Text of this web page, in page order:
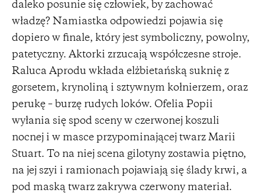
daleko posunie się człowiek, by zachować
władzę? Namiastka odpowiedzi pojawia się
dopiero w finale, który jest symboliczny, powolny,
patetyczny. Aktorki zrzucają współczesne stroje.
Raluca Aprodu wkłada elżbietańską suknię z
gorsetem, krynoliną i sztywnym kołnierzem, oraz
perukę – burzę rudych loków. Ofelia Popii
wyłania się spod sceny w czerwonej koszuli
nocnej i w masce przypominającej twarz Marii
Stuart. To na niej scena gilotyny zostawia piętno,
na jej szyi i ramionach pojawiają się ślady krwi, a
pod maską twarz zakrywa czerwony materiał.